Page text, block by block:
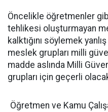
Öncelikle öğretmenler
tehlikesi oluşturmayan
kalktığını söylemek
meslek grupları milli
madde aslında Milli
grupları için geçerli
Öğretmen ve Kamu